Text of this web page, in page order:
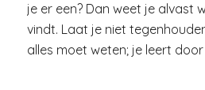
je er een? Dan weet je alvast
vindt. Laat je niet
alles moet weten; je leert